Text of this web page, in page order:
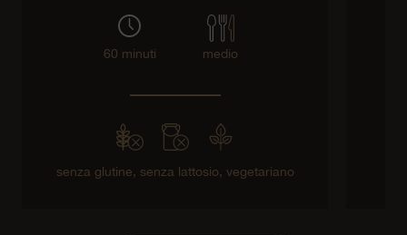
60 minuti medio
senza glutine, senza lattosio, vegetariano